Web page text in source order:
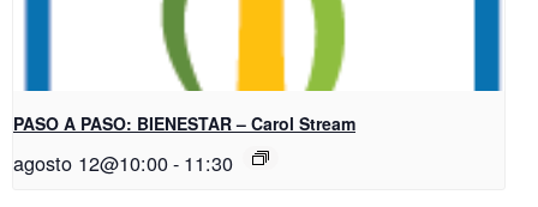
PASO A PASO: BIENESTAR – Carol Stream
agosto 12@10:00- 11:30